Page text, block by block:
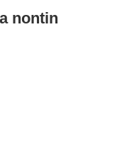
nontin